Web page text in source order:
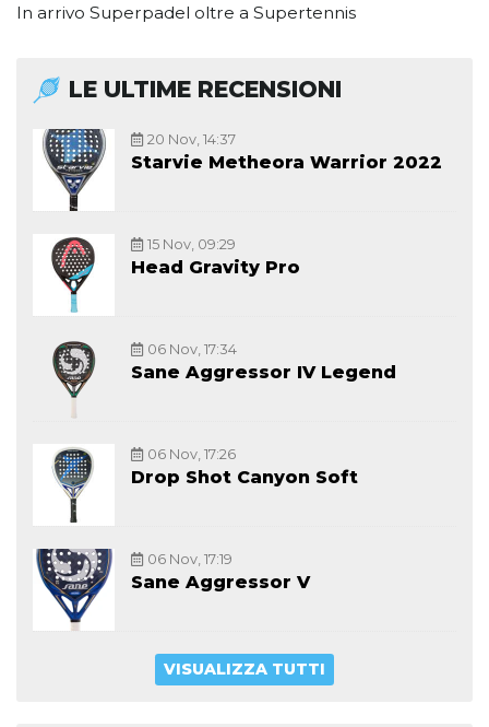
In arrivo Superpadel oltre a Supertennis
LE ULTIME RECENSIONI
20 Nov, 14:37
Starvie Metheora Warrior 2022
15 Nov, 09:29
Head Gravity Pro
06 Nov, 17:34
Sane Aggressor IV Legend
06 Nov, 17:26
Drop Shot Canyon Soft
06 Nov, 17:19
Sane Aggressor V
VISUALIZZA TUTTI